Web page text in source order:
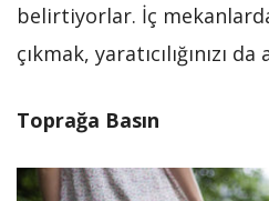
belirtiyorlar. İç
çıkmak, yaratıcılığınızı
Toprağa Basın